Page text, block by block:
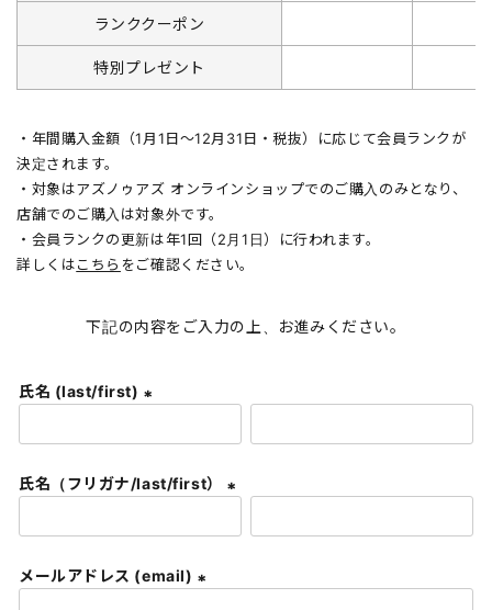
ランククーポン
特別プレゼント
・年間購入金額（1月1日〜12月31日・税抜）に応じて会員ランクが
決定されます。
・対象はアズノゥアズ オンラインショップでのご購入のみとなり、
店舗でのご購入は対象外です。
・会員ランクの更新は年1回（2月1日）に行われます。
詳しくはこちら をご確認ください。
下記の内容をご入力の上、お進みください。
氏名 (last/first)
必
)
氏名（フリガナ/last/first）
必
)
メールアドレス (email)